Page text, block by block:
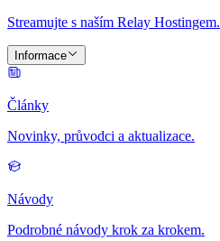
Streamujte s naším Relay Hostingem.
Informace
Články
Novinky, průvodci a aktualizace.
Návody
Podrobné návody krok za krokem.